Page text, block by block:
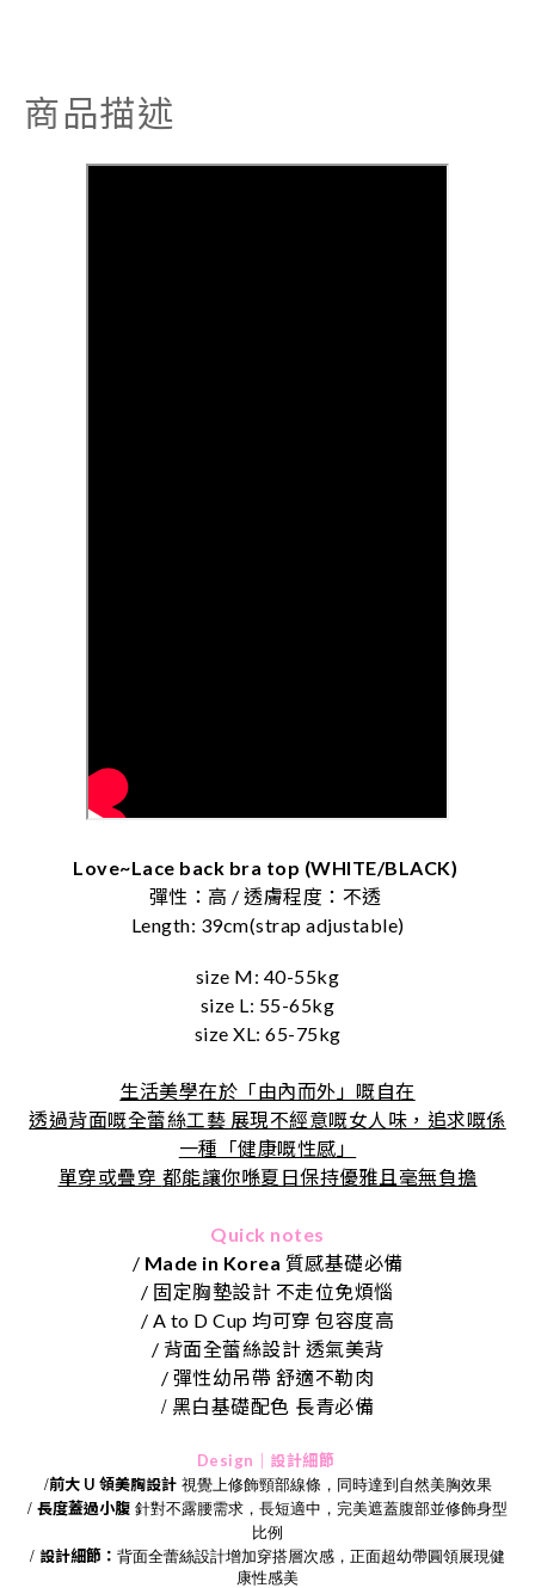
商品描述
Love~Lace back bra top (WHITE/BLACK)
彈性：高 / 透膚程度：不透
Length: 39cm(strap adjustable)
size M: 40-55kg
size L: 55-65kg
size XL: 65-75kg
生活美學在於「由內而外」嘅自在
透過背面嘅全蕾絲工藝 展現不經意嘅女人味，追求嘅係
一種「健康嘅性感」
單穿或疊穿 都能讓你喺夏日保持優雅且毫無負擔
Quick notes
/ Made in Korea 質感基礎必備
/ 固定胸墊設計 不走位免煩惱
/ A to D Cup 均可穿 包容度高
/ 背面全蕾絲設計 透氣美背
/ 彈性幼吊帶 舒適不勒肉
/ 黑白基礎配色 長青必備
Design｜設計細節
/前大 U 領美胸設計視覺上修飾頸部線條，同時達到自然美胸效果
/ 長度蓋過小腹 針對不露腰需求，長短適中，完美遮蓋腹部並修飾身型
比例
/ 設計細節： 背面全蕾絲設計增加穿搭層次感，正面超幼帶圓領展現健
康性感美